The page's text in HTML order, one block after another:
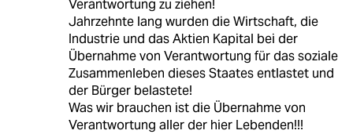
Verantwortung zu ziehen!
Jahrzehnte lang wurden die Wirtschaft, die
Industrie und das Aktien Kapital bei der
Übernahme von Verantwortung für das soziale
Zusammenleben dieses Staates entlastet und
der Bürger belastete!
Was wir brauchen ist die Übernahme von
Verantwortung aller der hier Lebenden!!!